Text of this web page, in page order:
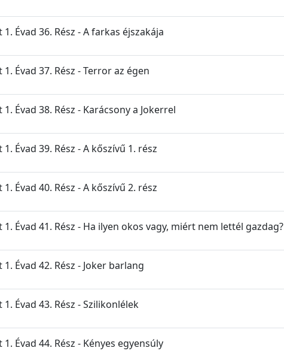
Évad 36. Rész - A farkas éjszakája
Évad 37. Rész - Terror az égen
Évad 38. Rész - Karácsony a Jokerrel
Évad 39. Rész - A kőszívű 1. rész
Évad 40. Rész - A kőszívű 2. rész
Évad 41. Rész - Ha ilyen okos vagy, miért nem lettél gazdag?
Évad 42. Rész - Joker barlang
Évad 43. Rész - Szilikonlélek
Évad 44. Rész - Kényes egyensúly